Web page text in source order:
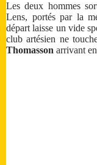
Les deux hommes
Lens, portés par la
départ laisse un vide
club artésien ne
Thomasson arrivant